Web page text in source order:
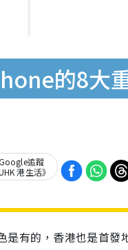
的8大
追蹤
港生活》
是有的，香港也是首發